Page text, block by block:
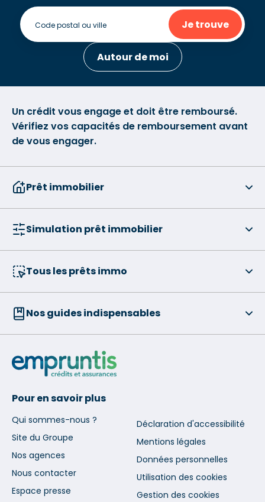
Je trouve
Autour de moi
Un crédit vous engage et doit être remboursé.
Vérifiez vos capacités de remboursement avant
de vous engager.
Prêt immobilier
Simulation prêt immobilier
Tous les prêts immo
Nos guides indispensables
Pour en savoir plus
Qui sommes-nous ?
Site du Groupe
Nos agences
Nous contacter
Espace presse
Déclaration d'accessibilité
Mentions légales
Données personnelles
Utilisation des cookies
Gestion des cookies